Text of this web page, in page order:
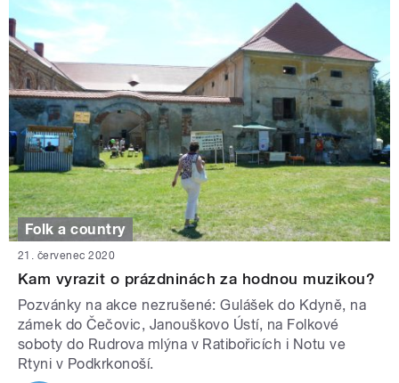
Folk a country
21. červenec 2020
Kam vyrazit o prázdninách za hodnou muzikou?
Pozvánky na akce nezrušené: Gulášek do Kdyně, na
zámek do Čečovic, Janouškovo Ústí, na Folkové
soboty do Rudrova mlýna v Ratibořicích i Notu ve
Rtyni v Podkrkonoší.